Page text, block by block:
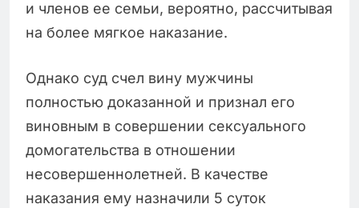
и членов ее семьи, вероятно, рассчитывая
на более мягкое наказание.
Однако суд счел вину мужчины
полностью доказанной и признал его
виновным в совершении сексуального
домогательства в отношении
несовершеннолетней. В качестве
наказания ему назначили 5 суток